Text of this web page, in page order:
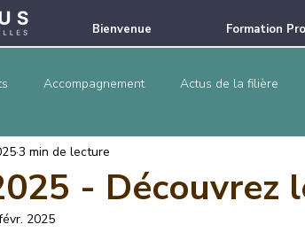
Bienvenue Formation
Accompagnement Actus de la filière
Infos
- Découvrez
3 min de lecture
2025